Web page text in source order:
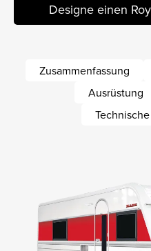
Designe einen
Zusammenfassung
Ausrüstung